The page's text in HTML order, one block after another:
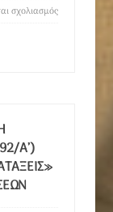
σχολιασμός
Α’)